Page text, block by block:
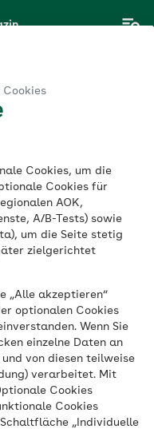
Cookies
Cookies, um die
Cookies für
AOK,
A/B-Tests) sowie
um die Seite stetig
zielgerichtet
„Alle akzeptieren“
optionalen Cookies
Wenn Sie
einzelne Daten an
von diesen teilweise
verarbeitet. Mit
Cookies
Cookies
„Individuelle
die
sie haben es
ihrer
gesund
helfen. Um
sind ein paar